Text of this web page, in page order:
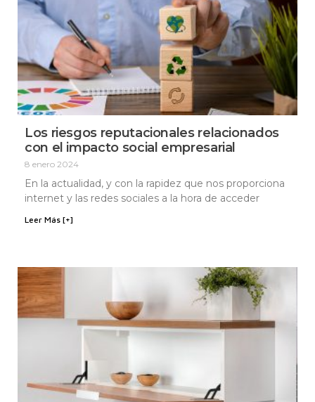
Los riesgos reputacionales relacionados
con el impacto social empresarial
8 enero 2024
En la actualidad, y con la rapidez que nos proporciona
internet y las redes sociales a la hora de acceder
Leer Más [+]